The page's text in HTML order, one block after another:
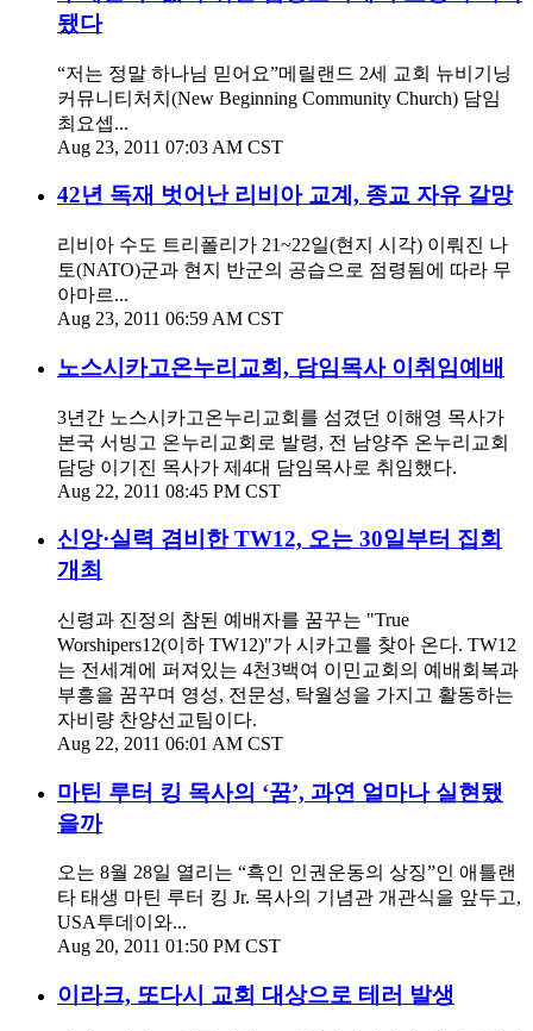
됐다
“저는 정말 하나님 믿어요”메릴랜드 2세 교회 뉴비기닝
커뮤니티처치(New Beginning Community Church) 담임
최요셉...
Aug 23, 2011 07:03 AM CST
42년 독재 벗어난 리비아 교계, 종교 자유 갈망
리비아 수도 트리폴리가 21~22일(현지 시각) 이뤄진 나
토(NATO)군과 현지 반군의 공습으로 점령됨에 따라 무
아마르...
Aug 23, 2011 06:59 AM CST
노스시카고온누리교회, 담임목사 이취임예배
3년간 노스시카고온누리교회를 섬겼던 이해영 목사가
본국 서빙고 온누리교회로 발령, 전 남양주 온누리교회
담당 이기진 목사가 제4대 담임목사로 취임했다.
Aug 22, 2011 08:45 PM CST
신앙·실력 겸비한 TW12, 오는 30일부터 집회
개최
신령과 진정의 참된 예배자를 꿈꾸는 "True
Worshipers12(이하 TW12)"가 시카고를 찾아 온다. TW12
는 전세계에 퍼져있는 4천3백여 이민교회의 예배회복과
부흥을 꿈꾸며 영성, 전문성, 탁월성을 가지고 활동하는
자비량 찬양선교팀이다.
Aug 22, 2011 06:01 AM CST
마틴 루터 킹 목사의 ‘꿈’, 과연 얼마나 실현됐
을까
오는 8월 28일 열리는 “흑인 인권운동의 상징”인 애틀랜
타 태생 마틴 루터 킹 Jr. 목사의 기념관 개관식을 앞두고,
USA투데이와...
Aug 20, 2011 01:50 PM CST
이라크, 또다시 교회 대상으로 테러 발생